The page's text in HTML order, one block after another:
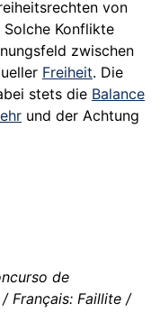
von
Solche Konflikte
zwischen
Freiheit. Die
stets die Balance
und der Achtung
de
Français: Faillite /